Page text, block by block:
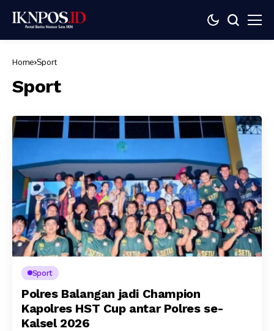
Home Sport
Sport
Sport
Polres Balangan jadi Champion
Kapolres HST Cup antar Polres se-
Kalsel 2026